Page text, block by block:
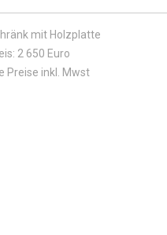
mit Holzplatte
2 650 Euro
Preise inkl. Mwst